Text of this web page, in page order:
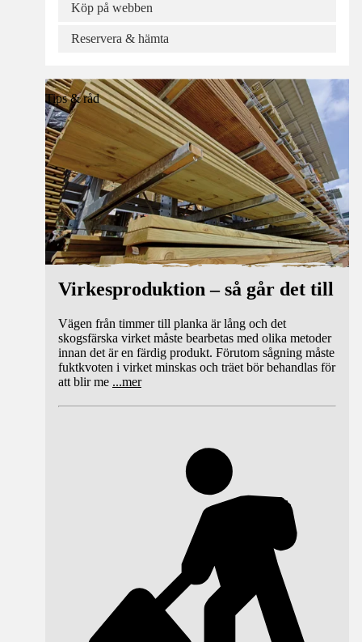
Köp på webben
Reservera & hämta
Tips & råd
Virkesproduktion – så går det till
Vägen från timmer till planka är lång och det
skogsfärska virket måste bearbetas med olika metoder
innan det är en färdig produkt. Förutom sågning måste
fuktkvoten i virket minskas och träet bör behandlas för
att blir me ...mer